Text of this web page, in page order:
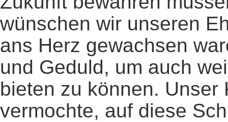
wünschen wir unseren
ans Herz gewachsen
und Geduld, um auch
bieten zu können.
vermochte, auf diese